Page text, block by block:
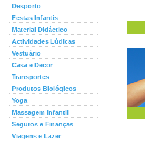
Desporto
Festas Infantis
Material Didáctico
Actividades Lúdicas
Vestuário
Casa e Decor
Transportes
Produtos Biológicos
Yoga
Massagem Infantil
Seguros e Finanças
Viagens e Lazer